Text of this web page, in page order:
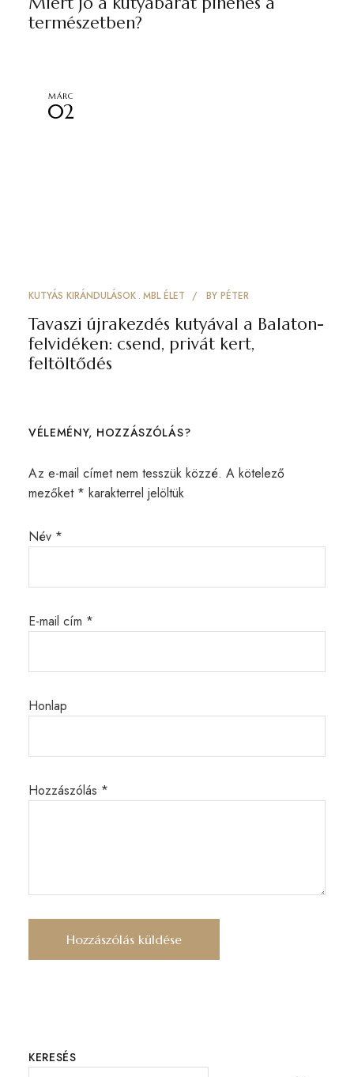
természetben?
MÁRC
02
KUTYÁS KIRÁNDULÁSOK MBL ÉLET BY PÉTER
Tavaszi újrakezdés kutyával a Balaton-
felvidéken: csend, privát kert,
feltöltődés
VÉLEMÉNY, HOZZÁSZÓLÁS?
Az e-mail címet nem tesszük közzé. A kötelező
mezőket * karakterrel jelöltük
Név *
E-mail cím *
Honlap
Hozzászólás *
KERESÉS